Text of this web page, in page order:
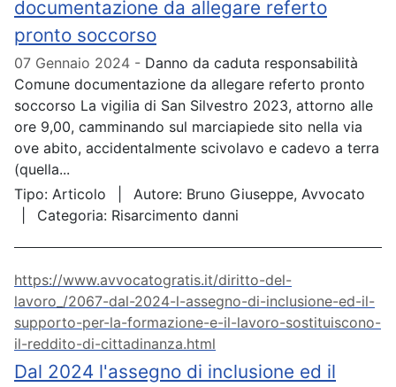
documentazione da allegare referto
pronto soccorso
07 Gennaio 2024
Danno da caduta responsabilità
Comune documentazione da allegare referto pronto
soccorso La vigilia di San Silvestro 2023, attorno alle
ore 9,00, camminando sul marciapiede sito nella via
ove abito, accidentalmente scivolavo e cadevo a terra
(quella...
Tipo: Articolo Autore: Bruno Giuseppe, Avvocato
Categoria: Risarcimento danni
Dal 2024 l'assegno di inclusione ed il
https://www.avvocatogratis.it/diritto-del-
lavoro_/2067-dal-2024-l-assegno-di-inclusione-ed-il-
supporto-per-la-formazione-e-il-lavoro-sostituiscono-
il-reddito-di-cittadinanza.html